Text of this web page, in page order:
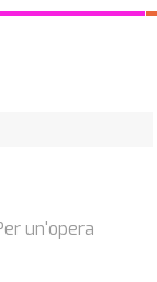
un'opera